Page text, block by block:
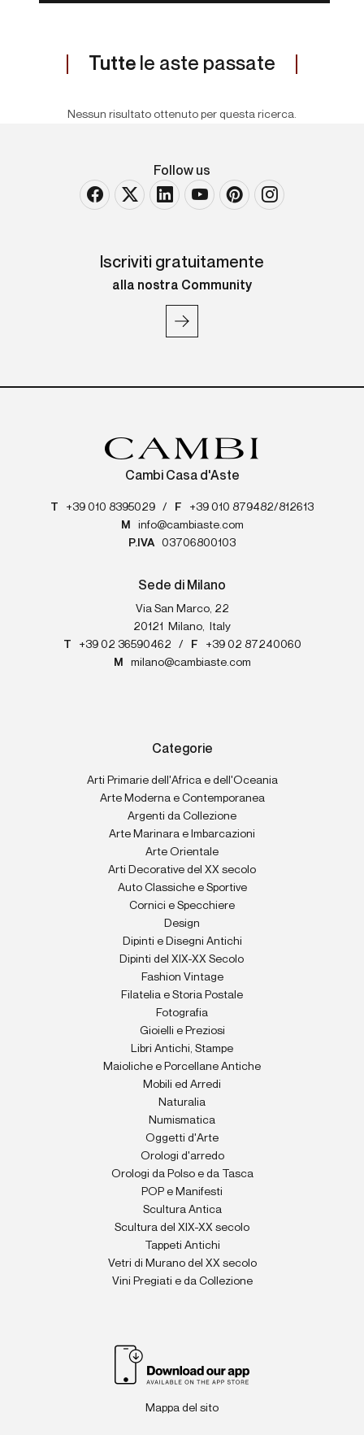
Tutte le aste passate
Nessun risultato ottenuto per questa ricerca.
Follow us
Iscriviti gratuitamente
alla nostra Community
Cambi Casa d'Aste
T +39 010 8395029 / F
+39 010 879482/812613
M
info@cambiaste.com
P.IVA
03706800103
Sede di Milano
Via San Marco, 22
20121
Milano
Italy
T
+39 02 36590462 / F
+39 02 87240060
M
milano@cambiaste.com
Categorie
Arti Primarie dell'Africa e dell'Oceania
Arte Moderna e Contemporanea
Argenti da Collezione
Arte Marinara e Imbarcazioni
Arte Orientale
Arti Decorative del XX secolo
Auto Classiche e Sportive
Cornici e Specchiere
Design
Dipinti e Disegni Antichi
Dipinti del XIX-XX Secolo
Fashion Vintage
Filatelia e Storia Postale
Fotografia
Gioielli e Preziosi
Libri Antichi, Stampe
Maioliche e Porcellane Antiche
Mobili ed Arredi
Naturalia
Numismatica
Oggetti d'Arte
Orologi d'arredo
Orologi da Polso e da Tasca
POP e Manifesti
Scultura Antica
Scultura del XIX-XX secolo
Tappeti Antichi
Vetri di Murano del XX secolo
Vini Pregiati e da Collezione
Mappa del sito